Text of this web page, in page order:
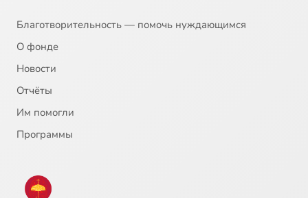
Благотворительность — помочь нуждающимся
О фонде
Новости
Отчёты
Им помогли
Программы